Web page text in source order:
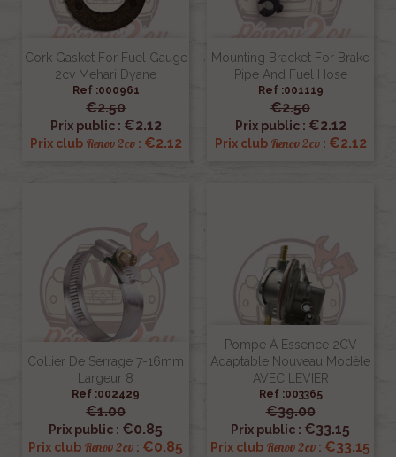
Cork Gasket For Fuel Gauge
2cv Mehari Dyane
Ref :000961
€2.50
Prix public : €2.12
Prix club Renov 2cv: €2.12
Mounting Bracket For Brake
Pipe And Fuel Hose
Ref :001119
€2.50
Prix public : €2.12
Prix club Renov 2cv: €2.12
Collier De Serrage 7-16mm
Largeur 8
Ref :002429
€1.00
Prix public : €0.85
Prix club Renov 2cv : €0.85
Pompe À Essence 2CV
Adaptable Nouveau Modèle
AVEC LEVIER
Ref :003365
€39.00
Prix public : €33.15
Prix club Renov 2cv : €33.15